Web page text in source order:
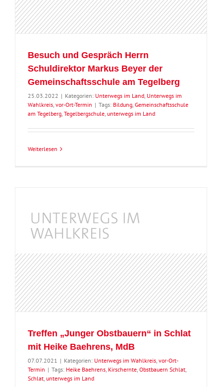
Besuch und Gespräch Herrn
Schuldirektor Markus Beyer der
Gemeinschaftsschule am Tegelberg
25.03.2022 | Kategorien: Unterwegs im Land, Unterwegs im
Wahlkreis, vor-Ort-Termin | Tags: Bildung, Gemeinschaftsschule
am Tegelberg, Tegelbergschule, unterwegs im Land
Weiterlesen
Treffen „Junger Obstbauern“ in Schlat
mit Heike Baehrens, MdB
07.07.2021 | Kategorien: Unterwegs im Wahlkreis, vor-Ort-
Termin | Tags: Heike Baehrens, Kirschernte, Obstbauern Schlat,
Schlat, unterwegs im Land